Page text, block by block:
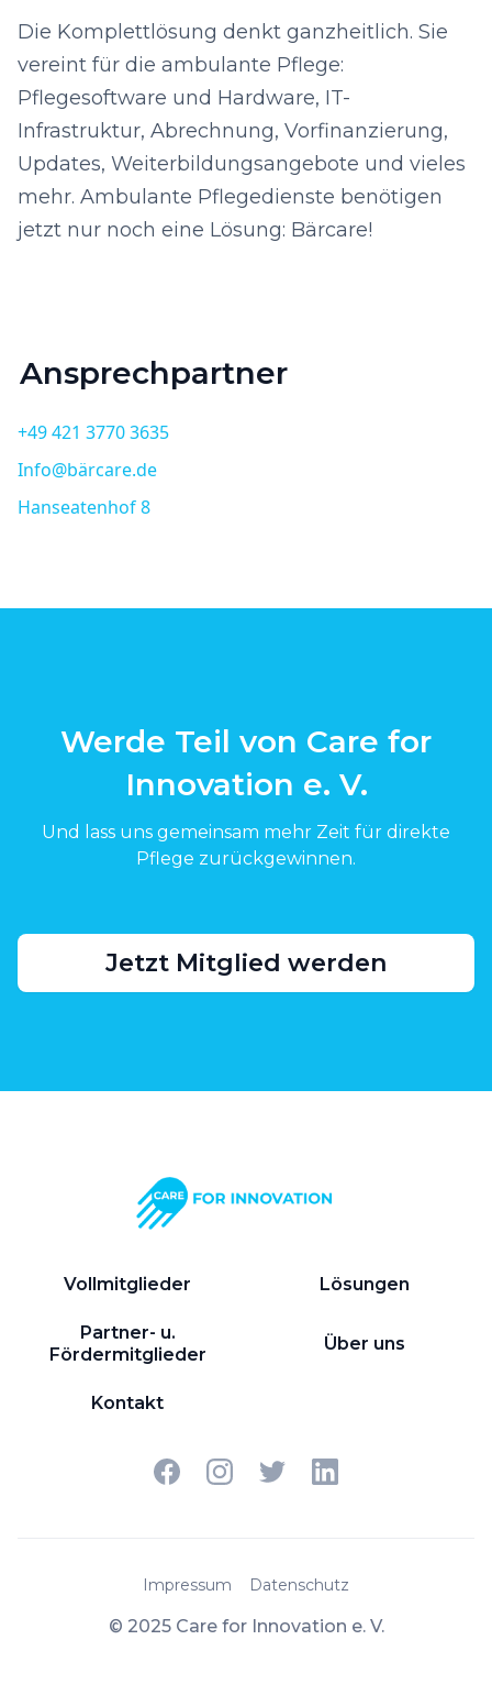
Die Komplettlösung denkt ganzheitlich. Sie
vereint für die ambulante Pflege:
Pflegesoftware und Hardware, IT-
Infrastruktur, Abrechnung, Vorfinanzierung,
Updates, Weiterbildungsangebote und vieles
mehr. Ambulante Pflegedienste benötigen
jetzt nur noch eine Lösung: Bärcare!
Ansprechpartner
+49 421 3770 3635
Info@bärcare.de
Hanseatenhof 8
Werde Teil von Care for
Innovation e. V.
Und lass uns gemeinsam mehr Zeit für direkte
Pflege zurückgewinnen.
Jetzt Mitglied werden
Vollmitglieder Lösungen
Partner- u.
Fördermitglieder
Über uns
Kontakt
© 2025 Care for Innovation e. V.
Impressum Datenschutz